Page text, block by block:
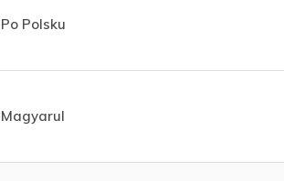
Po Polsku
Magyarul